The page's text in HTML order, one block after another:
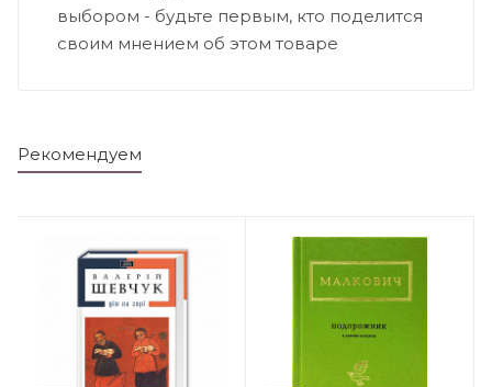
выбором - будьте первым, кто поделится
своим мнением об этом товаре
Рекомендуем